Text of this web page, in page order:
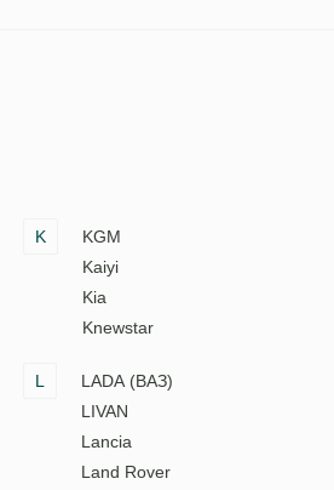
K
KGM
Kaiyi
Kia
Knewstar
L
LADA (ВАЗ)
LIVAN
Lancia
Land Rover